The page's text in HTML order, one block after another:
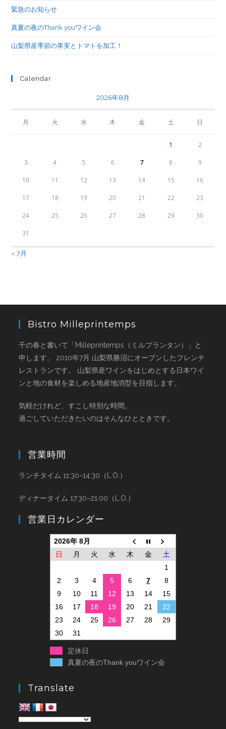
緊急のお知らせ
真夏の夜のThank youワイン会
山梨県産季節の果実とトマトを加工！
Calendar
2026年8月
月 火 水 木 金 土 日
1 2
3 4 5 6 7 8 9
10 11 12 13 14 15 16
17 18 19 20 21 22 23
24 25 26 27 28 29 30
31
« 7月
Bistro Milleprintemps
千の春と書いて「Milleprintemps（ミルプランタン）」と
申します。 2010年7月 山梨県勝沼にオープンしたフレンチ
レストランです。 山梨県産ワインをはじめとする日本ワイ
ンと地の食材を楽しめる地産地消型を目指します。
気軽だけれど、すこし特別な時間。
過ごしていただきたいのはそんなひとときです。
営業時間
ランチタイム 11:30~14:30（L.O.）
ディナータイム 17:30~21:00（L.O.）
営業日カレンダー
2026年 8月
日
月 火 水 木 金
土
1
2
3 4 5 6 7
8
9
10 11 12 13 14
15
16
17 18 19 20 21
22
23
24 25 26 27 28
29
30
31
定休日
真夏の夜のThank youワイン会
Translate